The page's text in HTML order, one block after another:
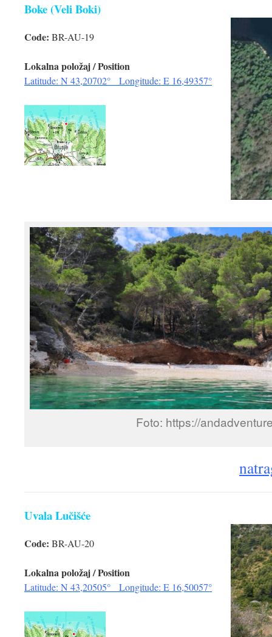
Boke (Veli Boki)
Code: BR-AU-19
Lokalna položaj / Position
Latitude: N 43,20702° Longitude: E 16,49357°
Foto: https://
Uvala Lučišće
Code: BR-AU-20
Lokalna položaj / Position
Latitude: N 43,20505° Longitude: E 16,50057°